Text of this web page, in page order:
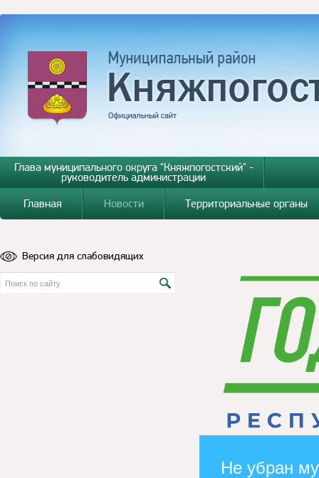
Глава муниципального округа "Княжпогостский" -
руководитель администрации
Главная
Новости Территориальные органы
Версия для слабовидящих
Не убран